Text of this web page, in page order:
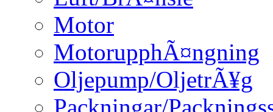
Motor
MotorupphÃ¤ngning
Oljepump/OljetrÃ¥g
Packningar/